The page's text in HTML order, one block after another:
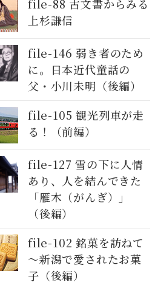
file-88 古文書からみる
上杉謙信
file-146 弱き者のため
に。日本近代童話の
父・小川未明（後編）
file-105 観光列車が走
る！（前編）
file-127 雪の下に人情
あり、人を結んできた
「雁木（がんぎ）」
（後編）
file-102 銘菓を訪ねて
～新潟で愛されたお菓
子（後編）